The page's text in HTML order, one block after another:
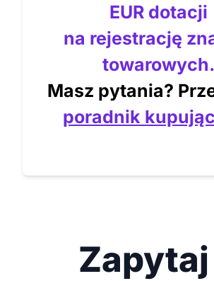
EUR dotacji
na rejestrację
towarowych.
Masz pytania?
poradnik
Zapytaj